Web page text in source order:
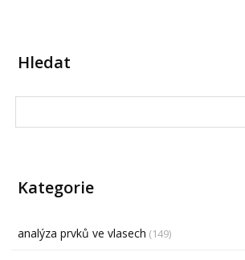
Hledat
Kategorie
analýza prvků ve vlasech (149)